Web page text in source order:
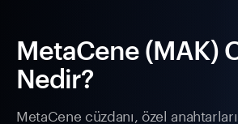
MetaCene (MAK)
Nedir?
MetaCene cüzdanı, özel